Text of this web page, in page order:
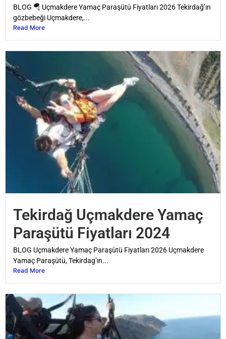
BLOG 🪂 Uçmakdere Yamaç Paraşütü Fiyatları 2026 Tekirdağ’ın
gözbebeği Uçmakdere,...
Read More
Tekirdağ Uçmakdere Yamaç
Paraşütü Fiyatları 2024
BLOG Uçmakdere Yamaç Paraşütü Fiyatları 2026 Uçmakdere
Yamaç Paraşütü, Tekirdag’ın...
Read More